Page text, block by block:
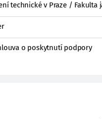
technické v Praze /
o poskytnutí podpory